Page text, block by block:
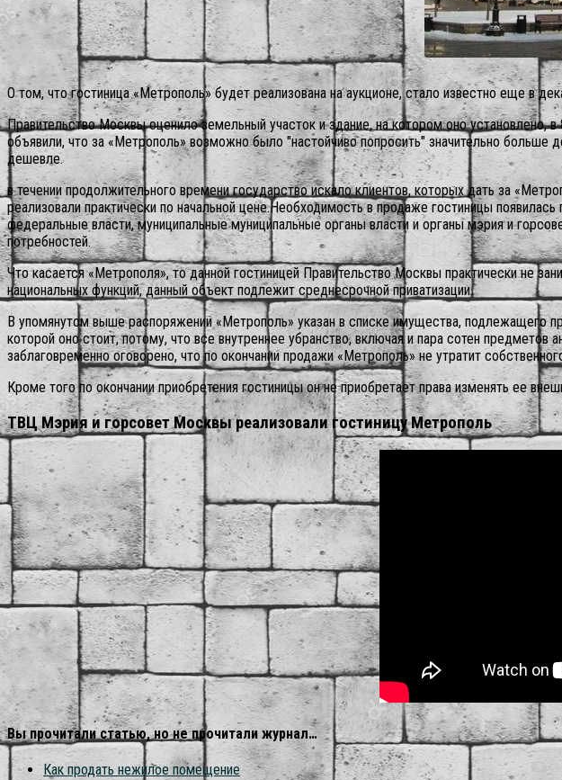
О том, что гостиница «Метрополь» будет реализована на аукционе, стало известно еще в
Правительство Москвы оценило земельный участок и здание, на котором оно установлено,
объявили, что за «Метрополь» возможно было "настойчиво попросить" значительно
дешевле.
в течении продолжительного времени государство искало клиентов, которых дать за
реализовали практически по начальной цене.Необходимость в продаже гостиницы
федеральные власти, муниципальные муниципальные органы власти и органы мэрия и
потребностей.
Что касается «Метрополя», то данной гостиницей Правительство Москвы практически не
национальных функций, данный объект подлежит среднесрочной приватизации.
В упомянутом выше распоряжении «Метрополь» указан в списке имущества, подлежащего
которой оно стоит, потому, что все внутреннее убранство, включая и пара сотен
заблаговременно оговорено, что по окончании продажи «Метрополь» не утратит
Кроме того по окончании приобретения гостиницы он не приобретает права изменять ее
ТВЦ Мэрия и горсовет Москвы реализовали гостиницу Метрополь
Вы прочитали статью, но не прочитали журнал…
Как продать нежилое помещение